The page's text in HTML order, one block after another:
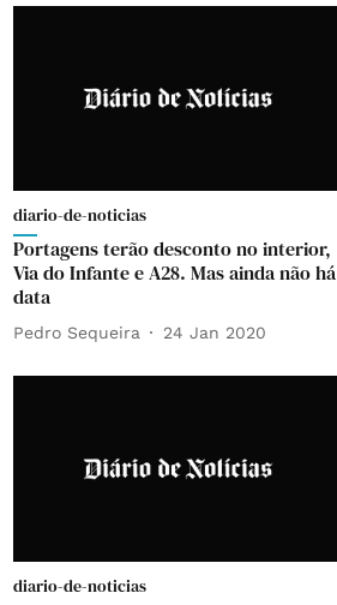
diario-de-noticias
Portagens terão desconto no interior,
Via do Infante e A28. Mas ainda não há
data
Pedro Sequeira 24 Jan 2020
diario-de-noticias